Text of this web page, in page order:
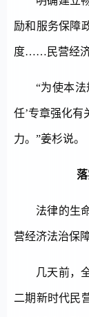
励和服务保障
度……民营经济
“为使本
任’专章强化有
力。”姜杉说。
法律的生
营经济法治保
几天前，
二期新时代民